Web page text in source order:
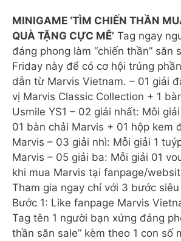
MINIGAME ‘TÌM CHIẾN THẦN
QUÀ TẶNG CỰC MÊ’ Tag ngay
đáng phong làm “chiến thần” săn
Friday này để có cơ hội trúng
dẫn từ Marvis Vietnam. – 01 giải
vị Marvis Classic Collection + 1
Usmile YS1 – 02 giải nhất: Mỗi
01 bàn chải Marvis + 01 hộp kem
Marvis – 03 giải nhì: Mỗi giải 1
Marvis – 05 giải ba: Mỗi giải 01
khi mua Marvis tại fanpage/
Tham gia ngay chỉ với 3 bước
Bước 1: Like fanpage Marvis
Tag tên 1 người bạn xứng đáng
thần săn sale” kèm theo 1 con số